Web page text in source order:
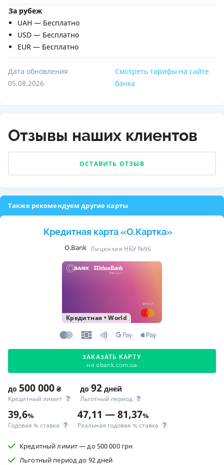
За рубеж
UAH — Бесплатно
USD — Бесплатно
EUR — Бесплатно
Дата обновления
05.08.2026
Смотреть тарифы на сайте
банка
Отзывы наших клиентов
ОСТАВИТЬ ОТЗЫВ
Также рекомендуем другие карты
Кредитная карта «O.Картка»
O.Bank Лицензия НБУ №96
Кредитная •World
ЗАКАЗАТЬ КАРТУ
на obank.com.ua
до 500 000 ₴
Кредитный лимит
до 92 дней
Льготный период
39,6%
Годовая % ставка
47,11 — 81,37%
Реальная годовая % ставка
Кредитный лимит — до 500 000 грн
Льготный период до 92 дней